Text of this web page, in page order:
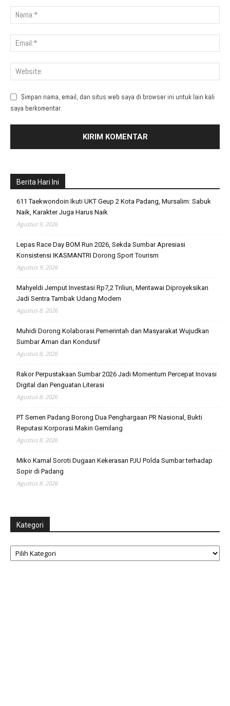
Simpan nama, email, dan situs web saya di browser ini untuk lain kali
saya berkomentar.
Berita Hari Ini
611 Taekwondoin Ikuti UKT Geup 2 Kota Padang, Mursalim: Sabuk
Naik, Karakter Juga Harus Naik
Agustus 9, 2026
Lepas Race Day BOM Run 2026, Sekda Sumbar Apresiasi
Konsistensi IKASMANTRI Dorong Sport Tourism
Agustus 9, 2026
Mahyeldi Jemput Investasi Rp7,2 Triliun, Mentawai Diproyeksikan
Jadi Sentra Tambak Udang Modern
Agustus 8, 2026
Muhidi Dorong Kolaborasi Pemerintah dan Masyarakat Wujudkan
Sumbar Aman dan Kondusif
Agustus 8, 2026
Rakor Perpustakaan Sumbar 2026 Jadi Momentum Percepat Inovasi
Digital dan Penguatan Literasi
Agustus 8, 2026
PT Semen Padang Borong Dua Penghargaan PR Nasional, Bukti
Reputasi Korporasi Makin Gemilang
Agustus 8, 2026
Miko Kamal Soroti Dugaan Kekerasan PJU Polda Sumbar terhadap
Sopir di Padang
Agustus 8, 2026
Kategori
Kategori